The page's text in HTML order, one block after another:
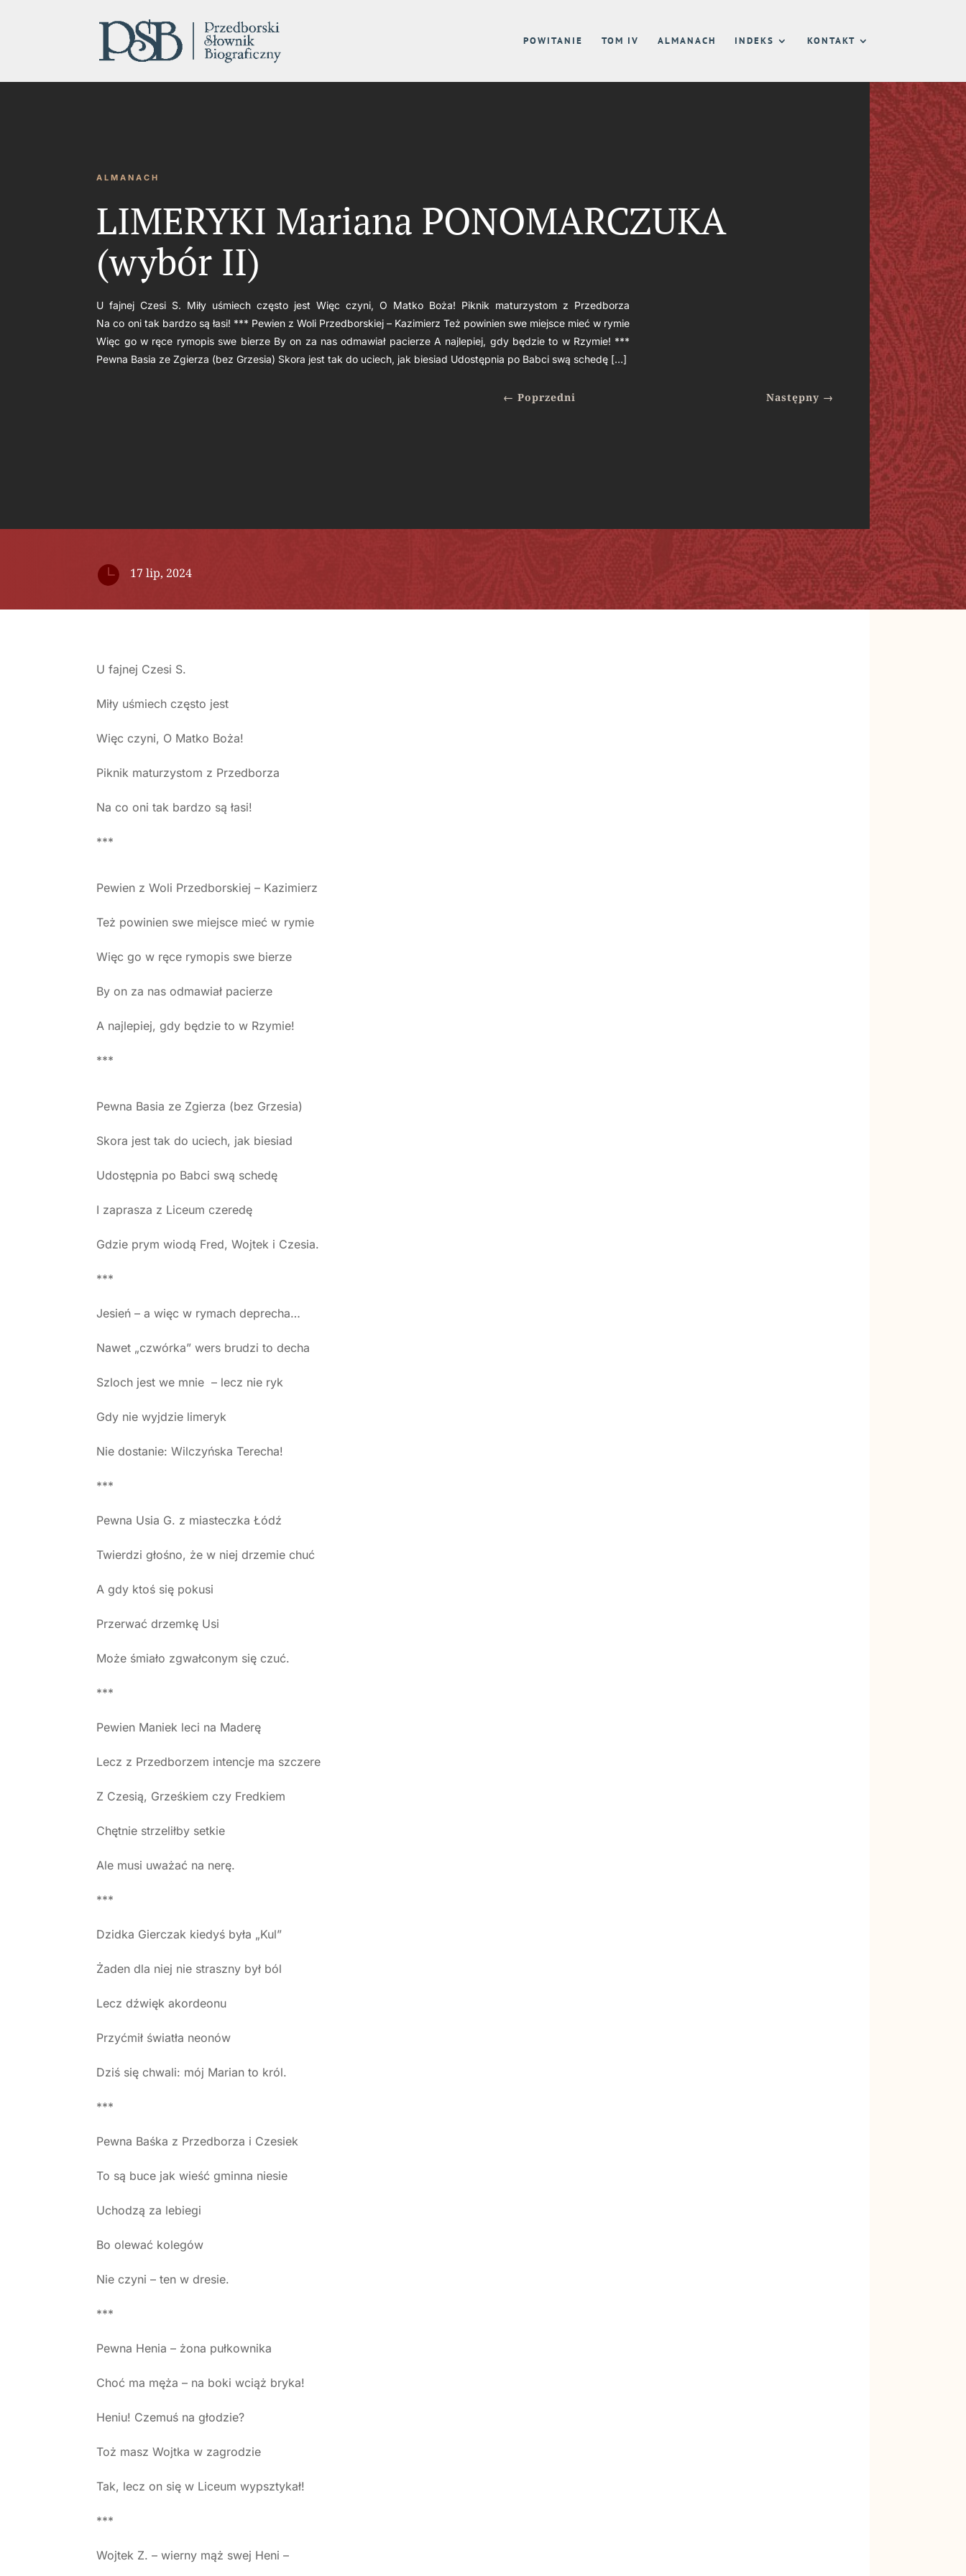
POWITANIE TOM IV ALMANACH INDEKS KONTAKT
ALMANACH
LIMERYKI Mariana PONOMARCZUKA
(wybór II)
U fajnej Czesi S. Miły uśmiech często jest Więc czyni, O Matko Boża! Piknik maturzystom z Przedborza
Na co oni tak bardzo są łasi! *** Pewien z Woli Przedborskiej – Kazimierz Też powinien swe miejsce mieć w rymie
Więc go w ręce rymopis swe bierze By on za nas odmawiał pacierze A najlepiej, gdy będzie to w Rzymie! ***
Pewna Basia ze Zgierza (bez Grzesia) Skora jest tak do uciech, jak biesiad Udostępnia po Babci swą schedę […]
← Poprzedni Następny →
 17 lip, 2024
U fajnej Czesi S.
Miły uśmiech często jest
Więc czyni, O Matko Boża!
Piknik maturzystom z Przedborza
Na co oni tak bardzo są łasi!
***
Pewien z Woli Przedborskiej – Kazimierz
Też powinien swe miejsce mieć w rymie
Więc go w ręce rymopis swe bierze
By on za nas odmawiał pacierze
A najlepiej, gdy będzie to w Rzymie!
***
Pewna Basia ze Zgierza (bez Grzesia)
Skora jest tak do uciech, jak biesiad
Udostępnia po Babci swą schedę
I zaprasza z Liceum czeredę
Gdzie prym wiodą Fred, Wojtek i Czesia.
***
Jesień – a więc w rymach deprecha…
Nawet „czwórka” wers brudzi to decha
Szloch jest we mnie – lecz nie ryk
Gdy nie wyjdzie limeryk
Nie dostanie: Wilczyńska Terecha!
***
Pewna Usia G. z miasteczka Łódź
Twierdzi głośno, że w niej drzemie chuć
A gdy ktoś się pokusi
Przerwać drzemkę Usi
Może śmiało zgwałconym się czuć.
***
Pewien Maniek leci na Maderę
Lecz z Przedborzem intencje ma szczere
Z Czesią, Grześkiem czy Fredkiem
Chętnie strzeliłby setkie
Ale musi uważać na nerę.
***
Dzidka Gierczak kiedyś była „Kul”
Żaden dla niej nie straszny był ból
Lecz dźwięk akordeonu
Przyćmił światła neonów
Dziś się chwali: mój Marian to król.
***
Pewna Baśka z Przedborza i Czesiek
To są buce jak wieść gminna niesie
Uchodzą za lebiegi
Bo olewać kolegów
Nie czyni – ten w dresie.
***
Pewna Henia – żona pułkownika
Choć ma męża – na boki wciąż bryka!
Heniu! Czemuś na głodzie?
Toż masz Wojtka w zagrodzie
Tak, lecz on się w Liceum wypsztykał!
***
Wojtek Z. – wierny mąż swej Heni –